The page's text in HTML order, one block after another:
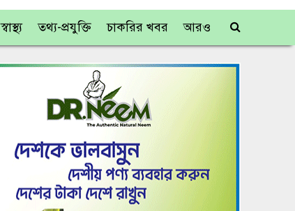
স্বাস্থ্য তথ্য-প্রযুক্তি চাকরির খবর আরও